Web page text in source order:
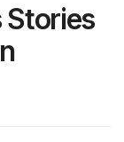
Stories